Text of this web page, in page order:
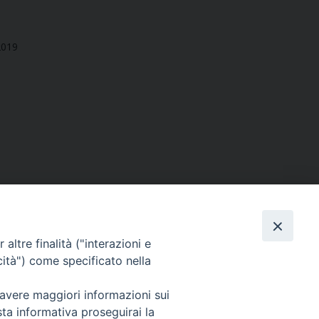
SEGUICI SU
Facebook
Instagram
X YouTube
altre finalità ("interazioni e
come specificato nella
maggiori informazioni sui
informativa proseguirai la